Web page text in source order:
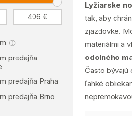
predajňa
predajňa Praha
predajňa Brno
Lyžiarske
tak, aby
zjazdovke.
materiálmi a
odolného
Často bývajú
ľahké